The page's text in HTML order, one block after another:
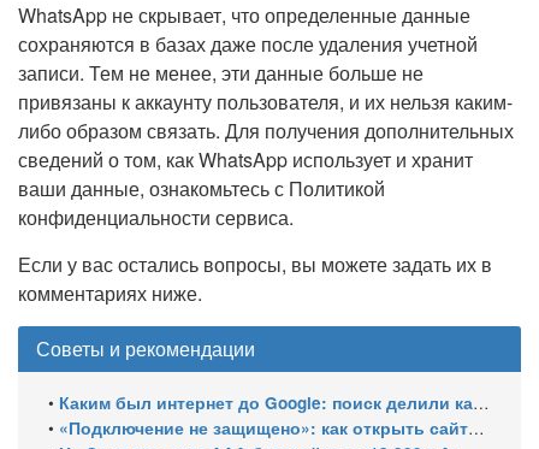
WhatsApp не скрывает, что определенные данные
сохраняются в базах даже после удаления учетной
записи. Тем не менее, эти данные больше не
привязаны к аккаунту пользователя, и их нельзя каким-
либо образом связать. Для получения дополнительных
сведений о том, как WhatsApp использует и хранит
ваши данные, ознакомьтесь с Политикой
конфиденциальности сервиса.
Если у вас остались вопросы, вы можете задать их в
комментариях ниже.
Советы и рекомендации
• Каким был интернет до Google: поиск делили каталоги, роботы и порталы
• «Подключение не защищено»: как открыть сайты с российскими сертификатами